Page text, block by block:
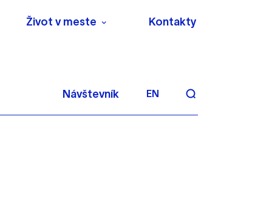
Život v meste Kontakty
Návštevník EN
a preferenciách.